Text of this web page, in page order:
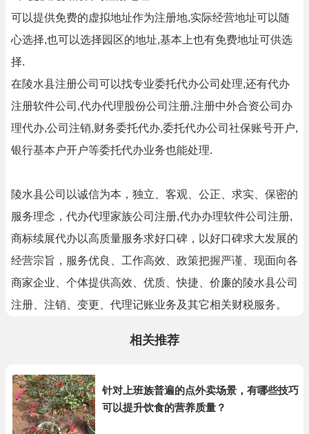
可以提供免费的虚拟地址作为注册地,实际经营地址可以随
心选择,也可以选择园区的地址,基本上也有免费地址可供选
择.
在陵水县注册公司可以找专业委托代办公司处理,还有代办
注册软件公司,代办代理股份公司注册,注册中外合资公司办
理代办,公司注销,财务委托代办,委托代办公司社保账号开户,
银行基本户开户等委托代办业务也能处理.
陵水县公司以诚信为本，独立、客观、公正、求实、保密的
服务理念，代办代理家族公司注册,代办办理软件公司注册,
商标续展代办以高质量服务求好口碑，以好口碑求大发展的
经营宗旨，服务优良、工作高效、政策把握严谨、现面向各
商家企业、个体提供高效、优质、快捷、价廉的陵水县公司
注册、注销、变更、代理记账业务及其它相关财税服务。
相关推荐
针对上班族普遍的点外卖场景，有哪些技巧
可以提升饮食的营养质量？